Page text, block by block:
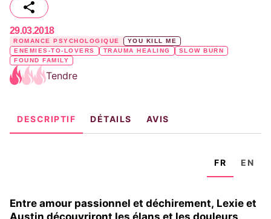
29.03.2018
ROMANCE PSYCHOLOGIQUE
YOU KILL ME
ENEMIES-TO-LOVERS
TRAUMA HEALING
SLOW BURN
FOUND FAMILY
Tendre
DESCRIPTIF DÉTAILS AVIS
FR EN
Entre amour passionnel et déchirement, Lexie et